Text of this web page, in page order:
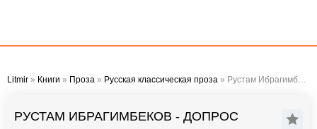
Litmir » Книги » Проза » Русская классическая проза » Рустам Ибрагимбеков - Допрос
РУСТАМ ИБРАГИМБЕКОВ - ДОПРОС